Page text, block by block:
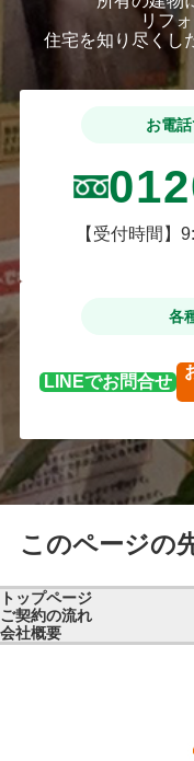
リフ
住宅を知り尽くし
お電
【受付時間
各
LINEでお問合せ
このページの
トップページ
ご契約の流れ
会社概要